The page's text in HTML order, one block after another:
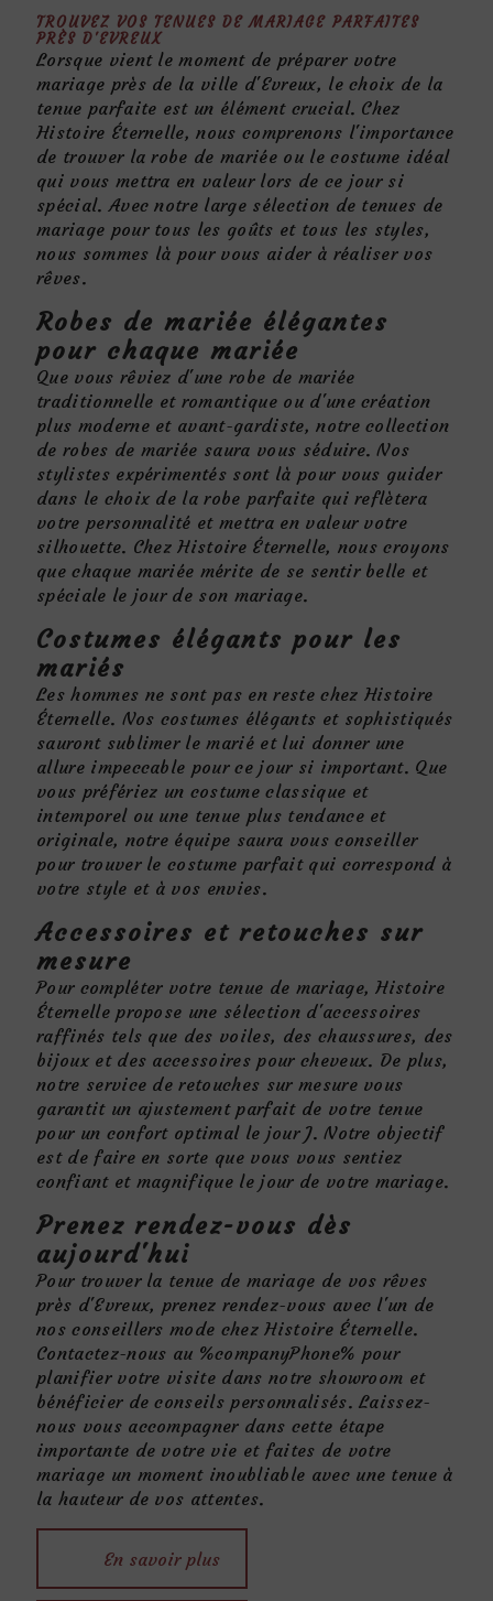
TROUVEZ VOS TENUES DE MARIAGE PARFAITES
PRÈS D'EVREUX
Lorsque vient le moment de préparer votre
mariage près de la ville d'Evreux, le choix de la
tenue parfaite est un élément crucial. Chez
Histoire Éternelle, nous comprenons l'importance
de trouver la robe de mariée ou le costume idéal
qui vous mettra en valeur lors de ce jour si
spécial. Avec notre large sélection de tenues de
mariage pour tous les goûts et tous les styles,
nous sommes là pour vous aider à réaliser vos
rêves.
Robes de mariée élégantes
pour chaque mariée
Que vous rêviez d'une robe de mariée
traditionnelle et romantique ou d'une création
plus moderne et avant-gardiste, notre collection
de robes de mariée saura vous séduire. Nos
stylistes expérimentés sont là pour vous guider
dans le choix de la robe parfaite qui reflètera
votre personnalité et mettra en valeur votre
silhouette. Chez Histoire Éternelle, nous croyons
que chaque mariée mérite de se sentir belle et
spéciale le jour de son mariage.
Costumes élégants pour les
mariés
Les hommes ne sont pas en reste chez Histoire
Éternelle. Nos costumes élégants et sophistiqués
sauront sublimer le marié et lui donner une
allure impeccable pour ce jour si important. Que
vous préfériez un costume classique et
intemporel ou une tenue plus tendance et
originale, notre équipe saura vous conseiller
pour trouver le costume parfait qui correspond à
votre style et à vos envies.
Accessoires et retouches sur
mesure
Pour compléter votre tenue de mariage, Histoire
Éternelle propose une sélection d'accessoires
raffinés tels que des voiles, des chaussures, des
bijoux et des accessoires pour cheveux. De plus,
notre service de retouches sur mesure vous
garantit un ajustement parfait de votre tenue
pour un confort optimal le jour J. Notre objectif
est de faire en sorte que vous vous sentiez
confiant et magnifique le jour de votre mariage.
Prenez rendez-vous dès
aujourd'hui
Pour trouver la tenue de mariage de vos rêves
près d'Evreux, prenez rendez-vous avec l'un de
nos conseillers mode chez Histoire Éternelle.
Contactez-nous au %companyPhone% pour
planifier votre visite dans notre showroom et
bénéficier de conseils personnalisés. Laissez-
nous vous accompagner dans cette étape
importante de votre vie et faites de votre
mariage un moment inoubliable avec une tenue à
la hauteur de vos attentes.
En savoir plus